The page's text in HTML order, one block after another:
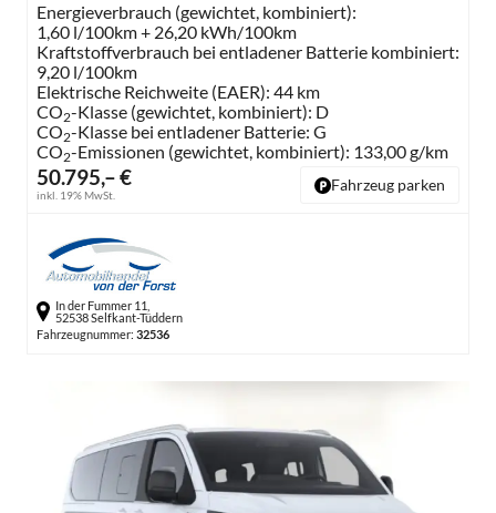
50.795,– €
inkl. 19% MwSt.
Energieverbrauch (gewichtet, kombiniert):
1,60 l/100km + 26,20 kWh/100km
Kraftstoffverbrauch bei entladener Batterie kombiniert:
9,20 l/100km
Elektrische Reichweite (EAER): 44 km
CO2-Klasse (gewichtet, kombiniert): D
CO2-Klasse bei entladener Batterie: G
CO2-Emissionen (gewichtet, kombiniert): 133,00 g/km
Fahrzeug parken
In der Fummer 11,
52538 Selfkant-Tüddern
Fahrzeugnummer: 32536